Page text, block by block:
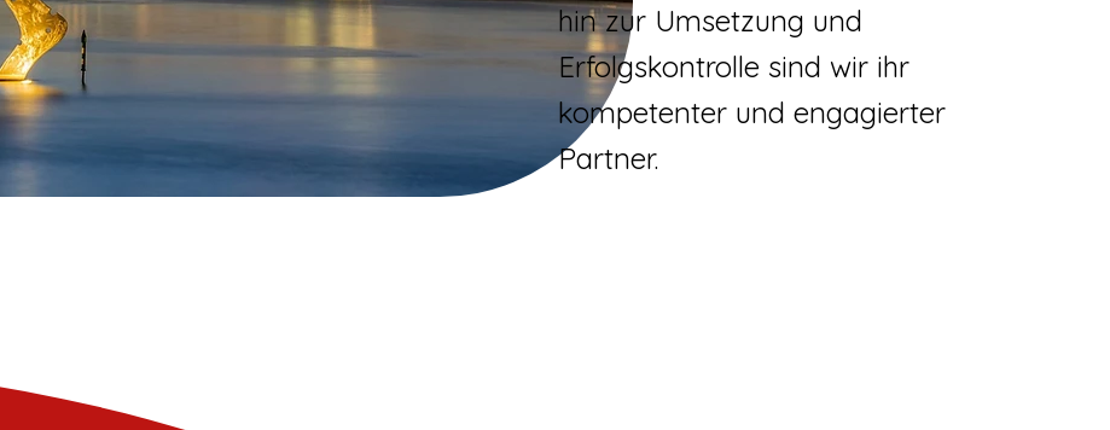
hin zur Umsetzung und
Erfolgskontrolle sind wir ihr
kompetenter und engagierter
Partner.